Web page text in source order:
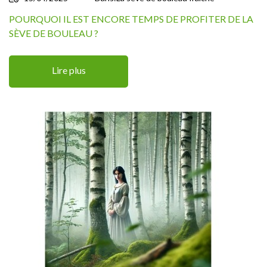
POURQUOI IL EST ENCORE TEMPS DE PROFITER DE LA
SÈVE DE BOULEAU ?
Lire plus